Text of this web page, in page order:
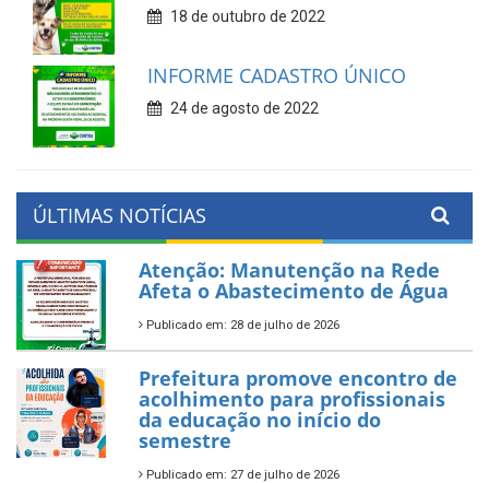
18 de outubro de 2022
INFORME CADASTRO ÚNICO
24 de agosto de 2022
ÚLTIMAS NOTÍCIAS
Atenção: Manutenção na Rede
Afeta o Abastecimento de Água
Publicado em: 28 de julho de 2026
Prefeitura promove encontro de
acolhimento para profissionais
da educação no início do
semestre
Publicado em: 27 de julho de 2026